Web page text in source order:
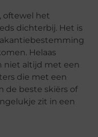
oftewel het
dichterbij. Het is
Helaas
niet altijd met een
die met een
de beste skiërs of
zit in een